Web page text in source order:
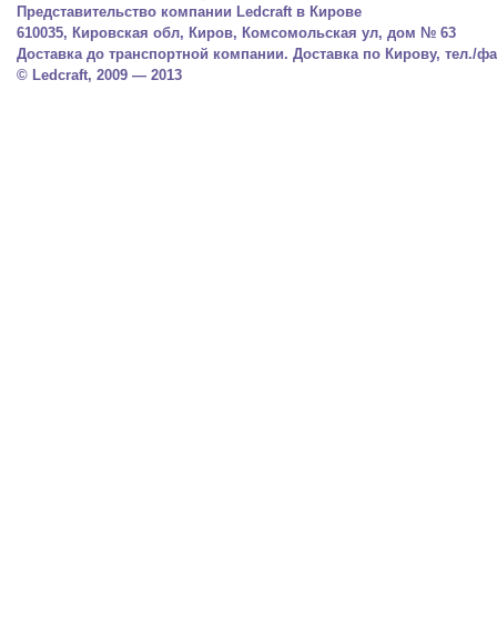
Представительство компании Ledcraft в Кирове
610035, Кировская обл, Киров, Комсомольская ул, дом № 63
Доставка до транспортной компании. Доставка по Кирову, тел./
© Ledcraft, 2009 — 2013